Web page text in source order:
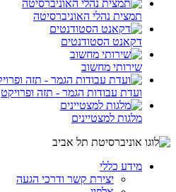
תמצית נהלי האוניברסיטה
דקאנט הסטודנטים
שירותי מחשוב
ועדת עבודות הגמר - תזה ופרויקט
מלגות למצטיינים
מידע כללי
יצירת קשר ודרכי הגעה